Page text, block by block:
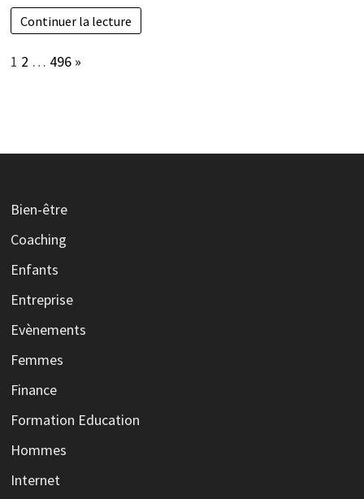
Continuer la lecture
Page:
1 2 … 496 Next
»
Bien-être
Coaching
Enfants
Entreprise
Evènements
Femmes
Finance
Formation Education
Hommes
Internet